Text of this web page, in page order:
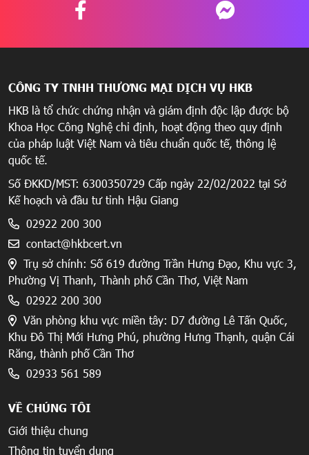
CÔNG TY TNHH THƯƠNG MẠI DỊCH VỤ HKB
HKB là tổ chức chứng nhận và giám định độc lập được bộ
Khoa Học Công Nghệ chỉ định, hoạt động theo quy định
của pháp luật Việt Nam và tiêu chuẩn quốc tế, thông lệ
quốc tế.
Số ĐKKD/MST: 6300350729 Cấp ngày 22/02/2022 tại Sở
Kế hoạch và đầu tư tỉnh Hậu Giang
02922 200 300
contact@hkbcert.vn
Trụ sở chính: Số 619 đường Trần Hưng Đạo, Khu vực 3,
Phường Vị Thanh, Thành phố Cần Thơ, Việt Nam
02922 200 300
Văn phòng khu vực miền tây: D7 đường Lê Tấn Quốc,
Khu Đô Thị Mới Hưng Phú, phường Hưng Thạnh, quận Cái
Răng, thành phố Cần Thơ
02933 561 589
VỀ CHÚNG TÔI
Giới thiệu chung
Thông tin tuyển dụng